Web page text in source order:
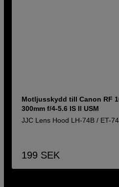
Motljusskydd till Canon RF
300mm f/4-5.6 IS II USM
JJC Lens Hood LH-74B / ET-
199 SEK